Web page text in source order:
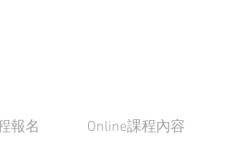
報名 Online課程內容